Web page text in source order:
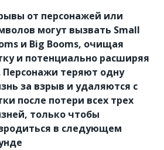
от персонажей или
могут вызвать Small
и Big Booms, очищая
и потенциально расширяя
Персонажи теряют одну
за взрыв и удаляются с
после потери всех трех
только чтобы
в следующем